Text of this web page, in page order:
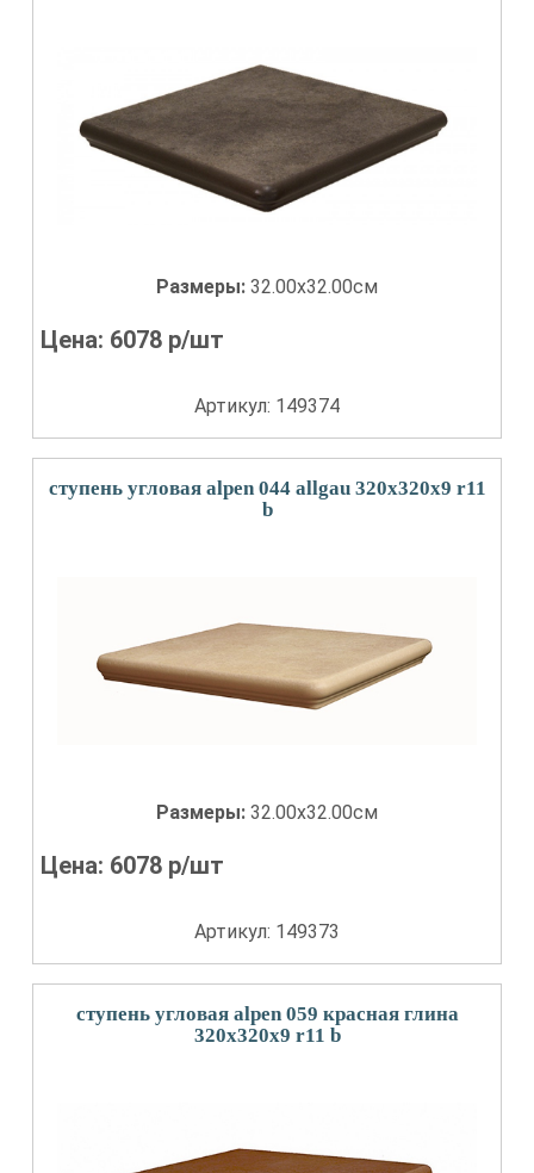
Размеры: 32.00x32.00см
Цена: 6078 р/шт
Артикул: 149374
ступень угловая alpen 044 allgau 320x320x9 r11
b
Размеры: 32.00x32.00см
Цена: 6078 р/шт
Артикул: 149373
ступень угловая alpen 059 красная глина
320x320x9 r11 b